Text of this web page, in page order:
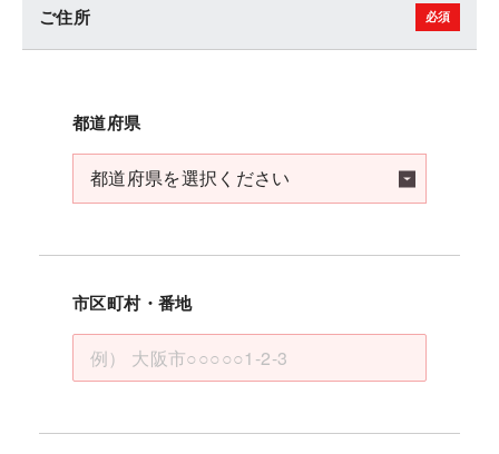
ご住所
都道府県
市区町村・番地